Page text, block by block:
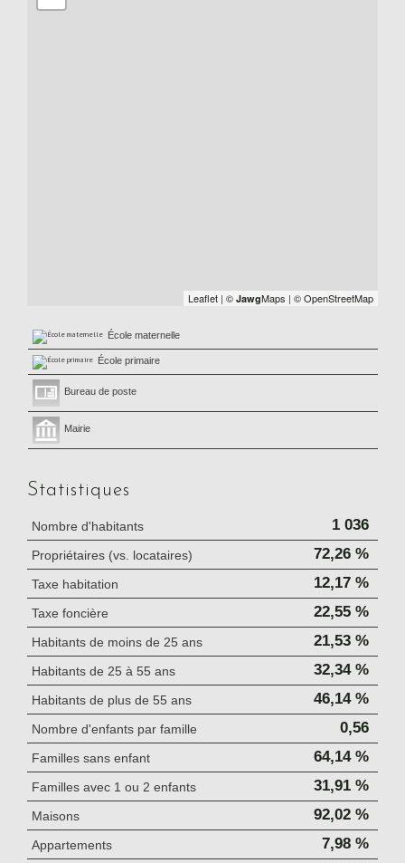
Leaflet | © JawgMaps | © OpenStreetMap
École maternelle
École primaire
Bureau de poste
Mairie
Statistiques
Nombre d'habitants 1 036
Propriétaires (vs. locataires) 72,26 %
Taxe habitation 12,17 %
Taxe foncière 22,55 %
Habitants de moins de 25 ans 21,53 %
Habitants de 25 à 55 ans 32,34 %
Habitants de plus de 55 ans 46,14 %
Nombre d'enfants par famille 0,56
Familles sans enfant 64,14 %
Familles avec 1 ou 2 enfants 31,91 %
Maisons 92,02 %
Appartements 7,98 %